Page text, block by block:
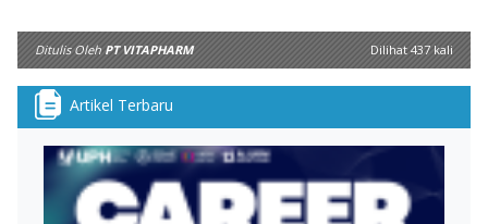
Ditulis Oleh PT VITAPHARM Dilihat 437 kali
Artikel Terbaru